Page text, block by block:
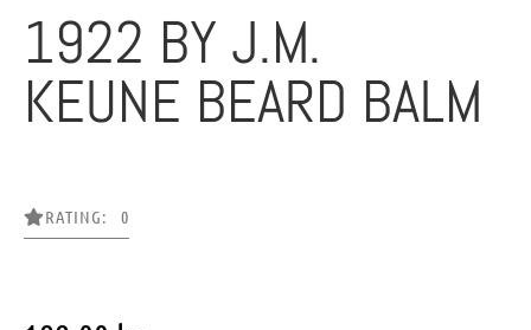
1922 BY J.M.
KEUNE BEARD BALM
RATING: 0